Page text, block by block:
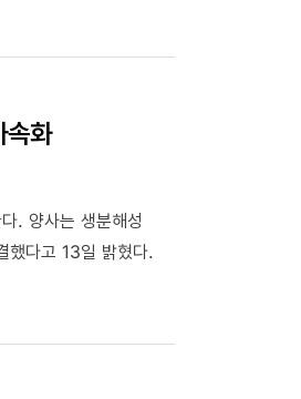
속화
. 양사는 생분해성
했다고 13일 밝혔다.